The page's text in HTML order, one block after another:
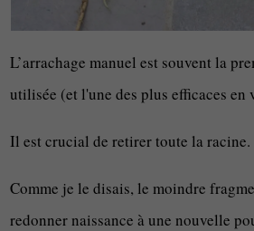
L’arrachage manuel est souvent la
utilisée (et l'une des plus efficaces en
Il est crucial de retirer toute la racine.
Comme je le disais, le moindre
redonner naissance à une nouvelle